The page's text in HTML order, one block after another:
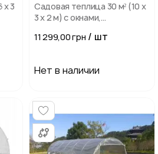
х 3
Садовая теплица 30 м² (10 х
3 х 2 м) с окнами,
труба 25 мм
11 299,00 грн / шт
Нет в наличии